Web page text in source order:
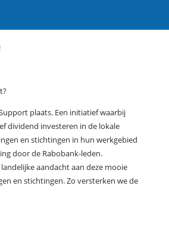
plaats. Een initiatief waarbij
dividend investeren in de lokale
en stichtingen in hun werkgebied
door de Rabobank-leden.
aandacht aan deze mooie
en stichtingen. Zo versterken we de